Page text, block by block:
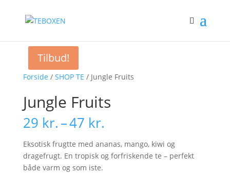
Forside / SHOP TE / Jungle Fruits
Jungle Fruits
29 kr.–47 kr.
til
47 kr.
Eksotisk frugtte med ananas, mango, kiwi og
dragefrugt. En tropisk og forfriskende te – perfekt
både varm og som iste.
Tilbud!